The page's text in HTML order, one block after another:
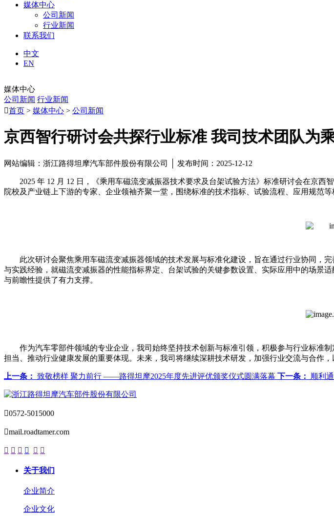
媒体中心
公司新闻
行业新闻
联系我们
中文
EN
媒体中心
公司新闻 行业新闻
首页 > 媒体中心 > 公司新闻
京西智行研讨会共探行业标准 我司技术团队为
网站编辑：浙江路得坦摩汽车部件股份有限公司 │ 发布时间：2025-12-12
2025 年 12 月 12 日，《乘用车磁流变减振器技术要求及台架试验方法》标准研讨会在京
院校及产业链上下游的专家、企业领袖齐聚一堂，围绕标准的技术指标、试验流程、应用规范
此次研讨会聚焦乘用车磁流变减振器领域的技术发展与标准化建设，旨在通过行业协同，
与实践经验，就磁流变减振器的性能指标界定、台架试验的关键参数设置、实际应用中的场景
与前瞻性提供了有力支撑。
作为汽车零部件领域的专业企业，我司始终坚持技术创新与标准引领，积极参与行业标准
担当、推动行业健康发展的重要体现。未来，我司将继续深耕技术研发，加强行业交流与合作
上一条： 致敬榜样 聚力前行 ——路得坦摩2025年度先进评优颁奖仪式圆满落幕 下一条： 顺利
0572-5015000
mail.roadtamer.com
     
关于我们
企业简介
企业文化